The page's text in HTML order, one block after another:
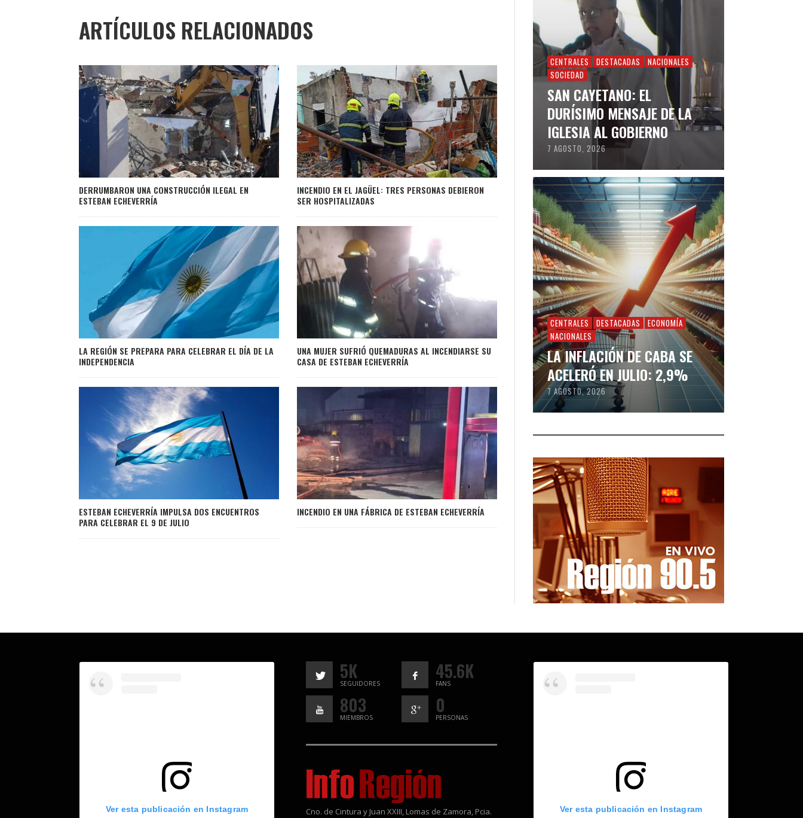
ARTÍCULOS RELACIONADOS
DERRUMBARON UNA CONSTRUCCIÓN ILEGAL EN
ESTEBAN ECHEVERRÍA
INCENDIO EN EL JAGÜEL: TRES PERSONAS DEBIERON
SER HOSPITALIZADAS
LA REGIÓN SE PREPARA PARA CELEBRAR EL DÍA DE LA
INDEPENDENCIA
UNA MUJER SUFRIÓ QUEMADURAS AL INCENDIARSE SU
CASA DE ESTEBAN ECHEVERRÍA
ESTEBAN ECHEVERRÍA IMPULSA DOS ENCUENTROS
PARA CELEBRAR EL 9 DE JULIO
INCENDIO EN UNA FÁBRICA DE ESTEBAN ECHEVERRÍA
CENTRALES DESTACADAS
NACIONALES
SOCIEDAD
SAN CAYETANO: EL
DURÍSIMO MENSAJE DE LA
IGLESIA AL GOBIERNO
7 AGOSTO, 2026
CENTRALES DESTACADAS
ECONOMÍA
NACIONALES
LA INFLACIÓN DE CABA SE
ACELERÓ EN JULIO: 2,9%
7 AGOSTO, 2026
Ver esta publicación en Instagram
5K
SEGUIDORES
45.6K
FANS
803
MIEMBROS
0
PERSONAS
Cno. de Cintura y Juan XXIII, Lomas de Zamora, Pcia. Ver esta publicación en Instagram